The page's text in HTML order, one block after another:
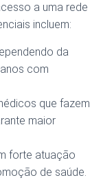
a uma rede
incluem:
da
com
que fazem
maior
forte atuação
de saúde.